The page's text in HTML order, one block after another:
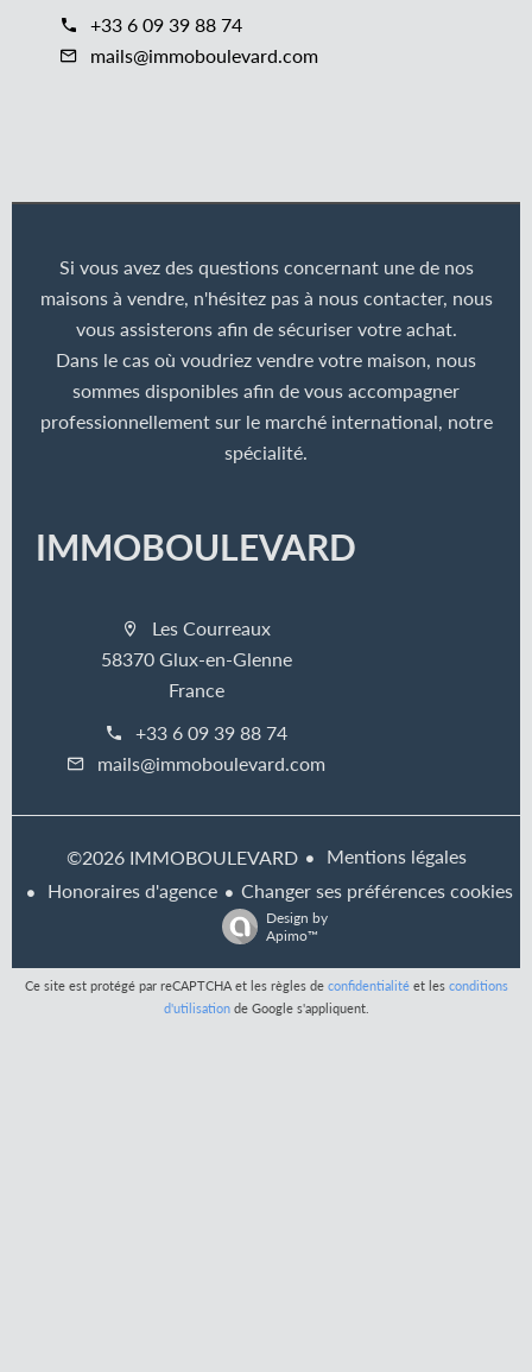
+33 6 09 39 88 74
mails@immoboulevard.com
Si vous avez des questions concernant une de nos
maisons à vendre, n'hésitez pas à nous contacter, nous
vous assisterons afin de sécuriser votre achat.
Dans le cas où voudriez vendre votre maison, nous
sommes disponibles afin de vous accompagner
professionnellement sur le marché international, notre
spécialité.
IMMOBOULEVARD
Les Courreaux
58370 Glux-en-Glenne
France
+33 6 09 39 88 74
mails@immoboulevard.com
©2026 IMMOBOULEVARD
Mentions légales
Honoraires d'agence
Changer ses préférences cookies
Design by
Apimo™
Ce site est protégé par reCAPTCHA et les règles de confidentialitéet les conditions
d'utilisationde Google s'appliquent.